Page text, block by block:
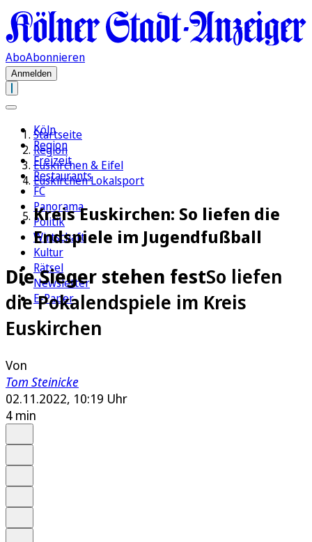
AboAbonnieren
Anmelden
Köln
Region
Freizeit
Restaurants
FC
Panorama
Politik
Wirtschaft
Kultur
Rätsel
Newsletter
E-Paper
Startseite
Region
Euskirchen & Eifel
Euskirchen Lokalsport
Kreis Euskirchen: So liefen die
Endspiele im Jugendfußball
Die Sieger stehen festSo liefen
die Pokalendspiele im Kreis
Euskirchen
Von
Tom Steinicke
02.11.2022, 10:19 Uhr
4 min